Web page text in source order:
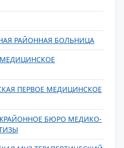
РАЙОННАЯ БОЛЬНИЦА
ПЕРВОЕ МЕДИЦИНСКОЕ
БЮРО МЕДИКО-